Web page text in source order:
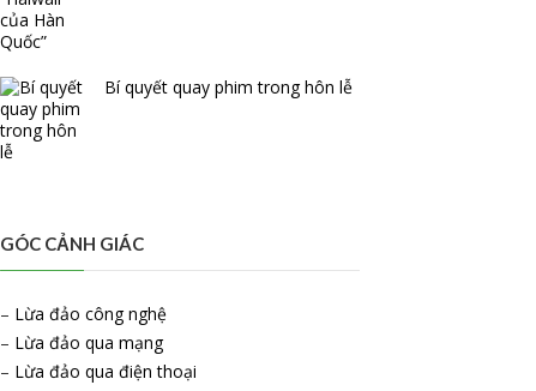
Bí quyết quay phim trong hôn lễ
GÓC CẢNH GIÁC
– Lừa đảo công nghệ
– Lừa đảo qua mạng
– Lừa đảo qua điện thoại